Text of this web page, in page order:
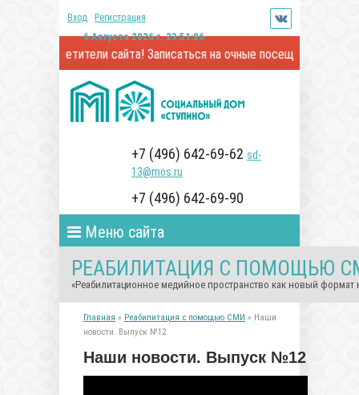
Вход Регистрация
6 Августа 2026 г. 23:51:07
посетители сайта! Записаться на очные посещения и
+7 (496) 642-69-62 sd-
13@mos.ru
+7 (496) 642-69-90
Меню сайта
РЕАБИЛИТАЦИЯ С ПОМОЩЬЮ
«Реабилитационное медийное пространство как новый
Главная » Реабилитация с помощью СМИ » Наши
новости. Выпуск №12
Наши новости. Выпуск №12